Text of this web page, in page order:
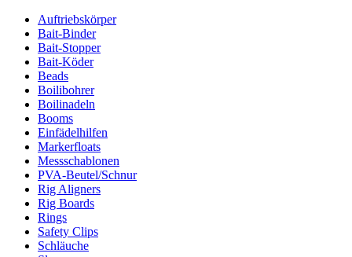
Auftriebskörper
Bait-Binder
Bait-Stopper
Bait-Köder
Beads
Boilibohrer
Boilinadeln
Booms
Einfädelhilfen
Markerfloats
Messschablonen
PVA-Beutel/Schnur
Rig Aligners
Rig Boards
Rings
Safety Clips
Schläuche